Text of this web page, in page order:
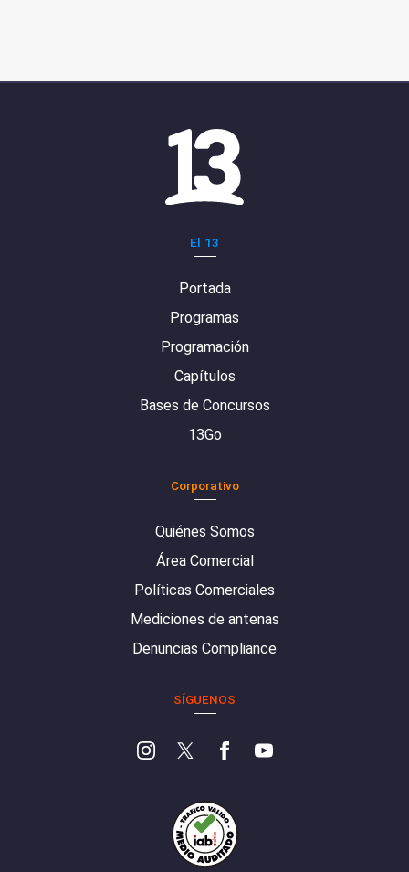
El 13
Portada
Programas
Programación
Capítulos
Bases de Concursos
13Go
Corporativo
Quiénes Somos
Área Comercial
Políticas Comerciales
Mediciones de antenas
Denuncias Compliance
SÍGUENOS